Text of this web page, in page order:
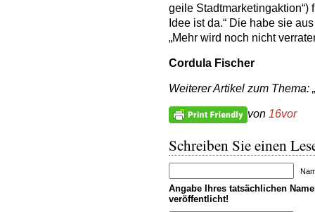
geile Stadtmarketingaktion“)
Idee ist da.“ Die habe sie
„Mehr wird noch nicht
Cordula Fischer
Weiterer Artikel zum Thema: „
von 16vor
Schreiben Sie einen
Angabe Ihres tatsächlichen
veröffentlicht!